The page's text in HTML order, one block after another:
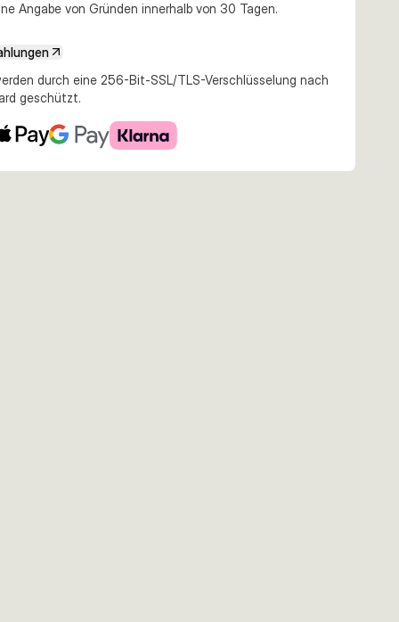
Floating
8.3cm 10g SP Blue
9.5cm 15g SP Ayu
Angabe von Gründen innerhalb von 30 Tagen.
durch eine 256-Bit-SSL/TLS-Verschlüsselung nach
geschützt.